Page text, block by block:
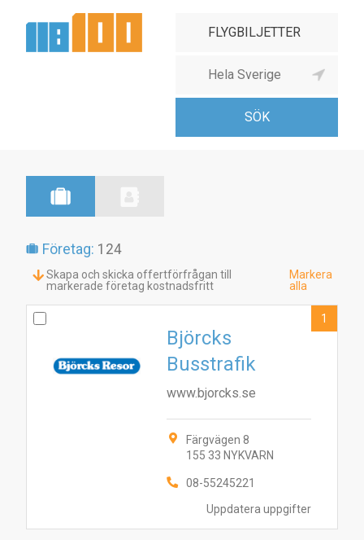
Företag: 124
Skapa och skicka offertförfrågan till
markerade företag kostnadsfritt
Markera
alla
Uppdatera uppgifter
Björcks
Busstrafik
www.bjorcks.se
Färgvägen 8
155 33 NYKVARN
08-55245221
1